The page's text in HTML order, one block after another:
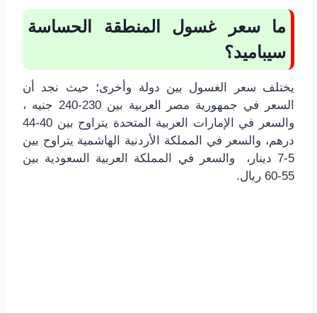
ما سعر غسول المنطقة الحساسة
سيباميد؟
يختلف سعر الغسول بين دولة وأخرى؛ حيث نجد أن
السعر في جمهورية مصر العربية بين 230-240 جنيه ،
والسعر في الإمارات العربية المتحدة يتراوح بين 40-44
درهم، والسعر في المملكة الأردنية الهاشمية يتراوح بين
5-7 دينار، والسعر في المملكة العربية السعودية بين
55-60 ريال.